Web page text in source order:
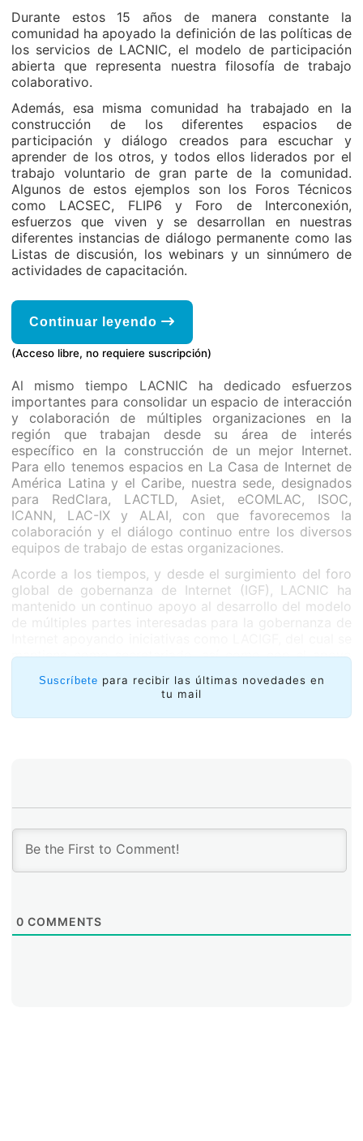
Durante estos 15 años de manera constante la
comunidad ha apoyado la definición de las políticas de
los servicios de LACNIC, el modelo de participación
abierta que representa nuestra filosofía de trabajo
colaborativo.
Además, esa misma comunidad ha trabajado en la
construcción de los diferentes espacios de
participación y diálogo creados para escuchar y
aprender de los otros, y todos ellos liderados por el
trabajo voluntario de gran parte de la comunidad.
Algunos de estos ejemplos son los Foros Técnicos
como LACSEC, FLIP6 y Foro de Interconexión,
esfuerzos que viven y se desarrollan en nuestras
diferentes instancias de diálogo permanente como las
Listas de discusión, los webinars y un sinnúmero de
actividades de capacitación.
Continuar leyendo
(Acceso libre, no requiere suscripción)
Al mismo tiempo LACNIC ha dedicado esfuerzos
importantes para consolidar un espacio de interacción
y colaboración de múltiples organizaciones en la
región que trabajan desde su área de interés
específico en la construcción de un mejor Internet.
Para ello tenemos espacios en La Casa de Internet de
América Latina y el Caribe, nuestra sede, designados
para RedClara, LACTLD, Asiet, eCOMLAC, ISOC,
ICANN, LAC-IX y ALAI, con que favorecemos la
colaboración y el diálogo continuo entre los diversos
equipos de trabajo de estas organizaciones.
Acorde a los tiempos, y desde el surgimiento del foro
global de gobernanza de Internet (IGF), LACNIC ha
mantenido un continuo apoyo al desarrollo del modelo
de múltiples partes interesadas para la gobernanza de
mantiene como secretariado, así como con el apoyo
de múltiples instancias nacionales que utilicen este
modelo de participación local.
En esta ocasión, LACNIC quiere hacer especial
región a través de la multiplicidad de voces en
procesos de participación públicos, abiertos y
transparentes.
Suscríbete para recibir las últimas novedades en
tu mail
0 COMMENTS